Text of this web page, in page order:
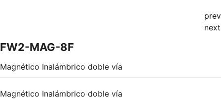
prev
next
FW2-MAG-8F
Magnético Inalámbrico doble vía
Magnético Inalámbrico doble vía